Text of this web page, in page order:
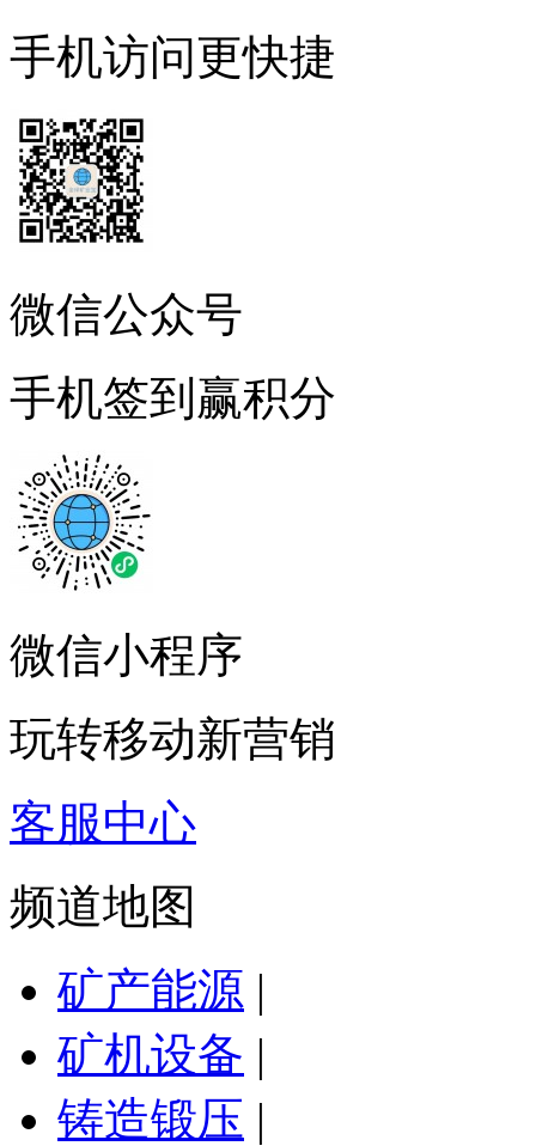
手机访问更快捷
微信公众号
手机签到赢积分
微信小程序
玩转移动新营销
客服中心
频道地图
矿产能源 |
矿机设备 |
铸造锻压 |